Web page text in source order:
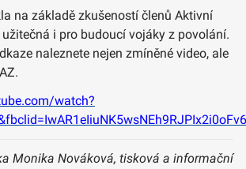
na základě zkušeností členů Aktivní
i pro budoucí vojáky z povolání.
naleznete nejen zmíněné video, ale
watch?
Monika Nováková, tisková a informační